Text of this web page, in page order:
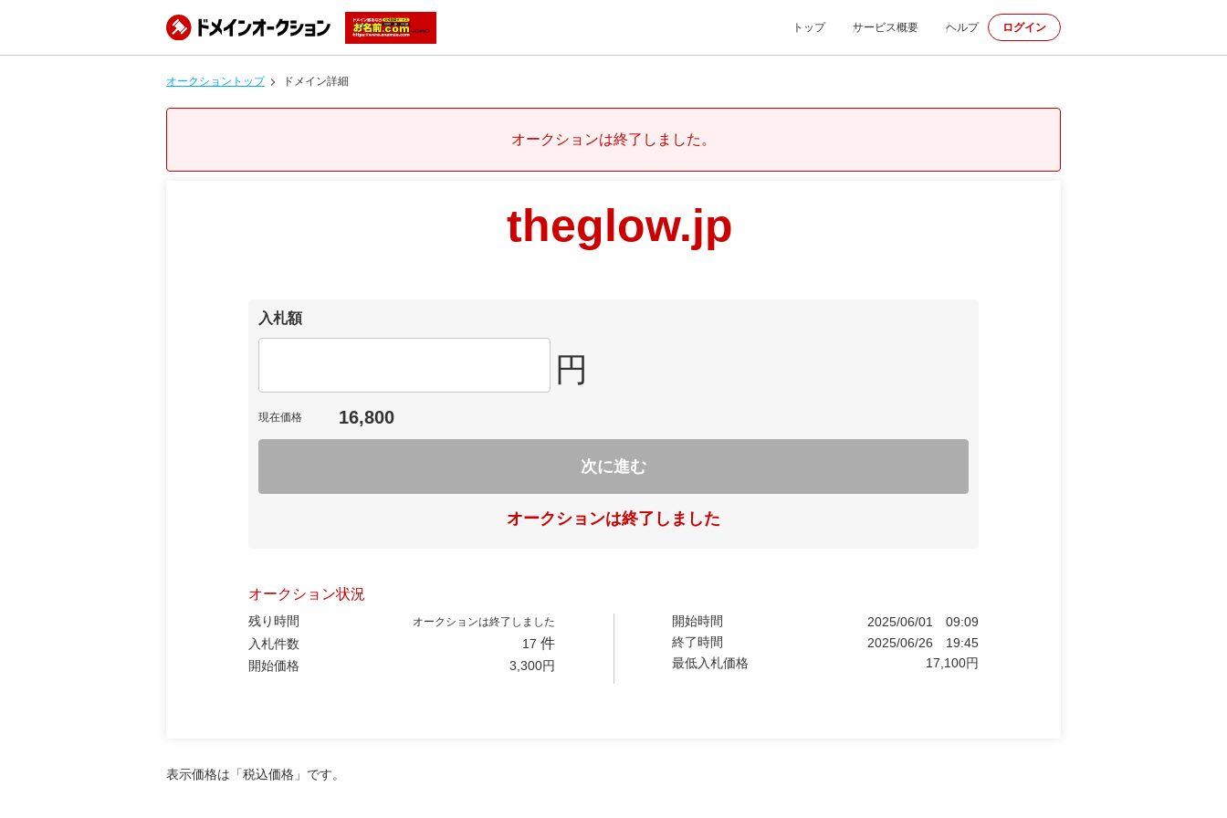
トップ サービス概要 ヘルプ ログイン
オークショントップ ドメイン詳細
オークションは終了しました。
theglow.jp
入札額
円
現在価格 16,800
次に進む
オークションは終了しました
オークション状況
残り時間 オークションは終了しました
入札件数 17 件
開始価格 3,300円
開始時間 2025/06/01
09:09
終了時間
2025/06/26
19:45
最低入札価格
17,100円
表示価格は「税込価格」です。